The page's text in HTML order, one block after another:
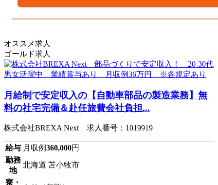
オススメ求人
ゴールド求人
月給制で安定収入の【自動車部品の製造業務】無
料の社宅完備＆赴任旅費会社負担...
株式会社BREXA Next 求人番号：1019919
給与 月収例360,000円
勤務
地
北海道 苫小牧市
寮・